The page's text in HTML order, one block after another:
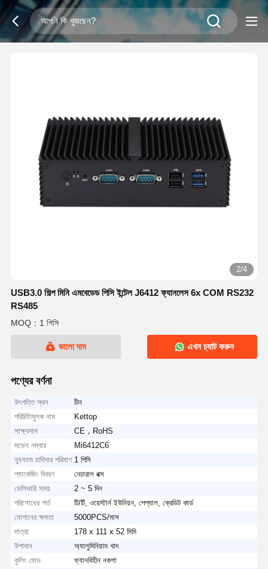
2/4
USB3.0 শিল্প মিনি এমবেডেড পিসি ইন্টেল J6412 ফ্যানলেস 6x COM RS232
RS485
MOQ：1 পিসি
ভালো দাম এখন চ্যাট করুন
পণ্যের বর্ণনা
উৎপত্তি স্থল
চীন
পরিচিতিমুলক নাম
Kettop
সাক্ষ্যদান
CE，RoHS
মডেল নম্বার
Mi6412C6
ন্যূনতম চাহিদার পরিমাণ 1 পিসি
প্যাকেজিং বিবরণ
নেচারাল বক্স
ডেলিভারি সময়
2 ~ 5 দিন
পরিশোধের শর্ত
টি/টি, ওয়েস্টার্ন ইউনিয়ন, পেপ্যাল, ক্রেডিট কার্ড
যোগানের ক্ষমতা
5000PCS/মাস
মাত্রা
178 x 111 x 52 মিমি
উপাদান
অ্যালুমিনিয়াম খাদ
কুলিং মোড
ফ্যানবিহীন নকশা